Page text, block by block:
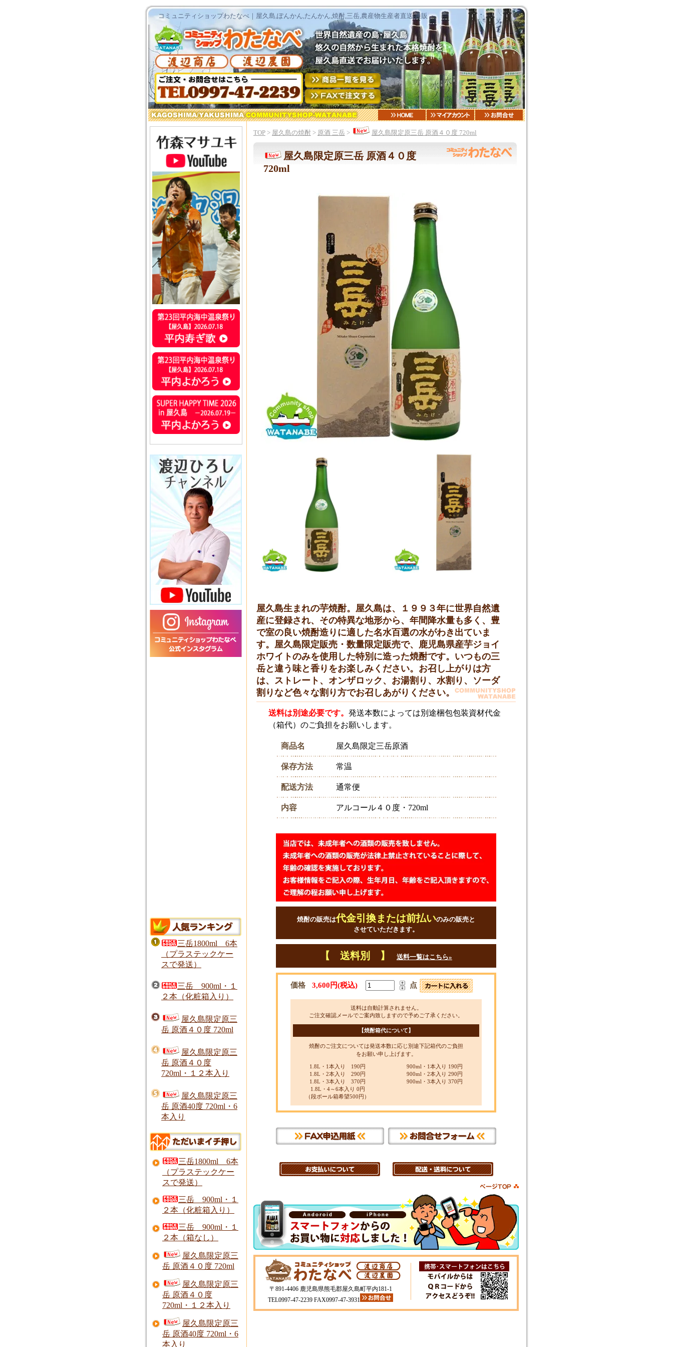
コミュニティショップわたなべ｜屋久島,ぽんかん,たんかん,焼酎,三岳,農産物生産者直送,通販
TOP > 屋久島の焼酎 > 原酒 三岳 > 屋久島限定原三岳 原酒４０度 720ml
屋久島限定原三岳 原酒４０度
720ml
屋久島生まれの芋焼酎。屋久島は、１９９３年に世界自然遺
産に登録され、その特異な地形から、年間降水量も多く、豊
で室の良い焼酎造りに適した名水百選の水がわき出ていま
す。屋久島限定販売・数量限定販売で、鹿児島県産芋ジョイ
ホワイトのみを使用した特別に造った焼酎です。いつもの三
岳と違う味と香りをお楽しみください。お召し上がりは方
は、ストレート、オンザロック、お湯割り、水割り、ソーダ
割りなど色々な割り方でお召しあがりください。
送料は別途必要です。 発送本数によっては別途梱包包装資材代金
（箱代）のご負担をお願いします。
商品名 屋久島限定三岳原酒
保存方法 常温
配送方法 通常便
内容 アルコール４０度・720ml
焼酎の販売は代金引換または前払いのみの販売と
させていただきます。
【 送料別 】 送料一覧はこちら»
価格 3,600円(税込) 点
送料は自動計算されません。
ご注文確認メールでご案内致しますので予めご了承ください。
【焼酎箱代について】
焼酎のご注文については発送本数に応じ別途下記箱代のご負担
をお願い申し上げます。
1.8L・1本入り 190円
1.8L・2本入り 290円
1.8L・3本入り 370円
1.8L・4～6本入り 0円
（段ボール箱希望500円）
900ml・1本入り 190円
900ml・2本入り 290円
900ml・3本入り 370円
〒891-4406 鹿児島県熊毛郡屋久島町平内181-1
TEL0997-47-2239 FAX0997-47-3931
三岳1800ml 6本
（プラステックケー
スで発送）
三岳 900ml・１
２本（化粧箱入り）
屋久島限定原三
岳 原酒４０度 720ml
屋久島限定原三
岳 原酒４０度
720ml・１２本入り
屋久島限定原三
岳 原酒40度 720ml・6
本入り
三岳1800ml 6本
（プラステックケー
スで発送）
三岳 900ml・１
２本（化粧箱入り）
三岳 900ml・１
２本（箱なし）
屋久島限定原三
岳 原酒４０度 720ml
屋久島限定原三
岳 原酒４０度
720ml・１２本入り
屋久島限定原三
岳 原酒40度 720ml・6
本入り